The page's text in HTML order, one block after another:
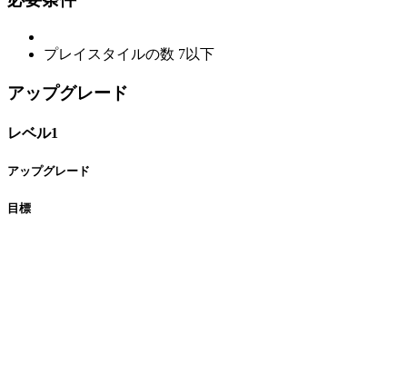
プレイスタイルの数 7以下
アップグレード
レベル1
アップグレード
目標